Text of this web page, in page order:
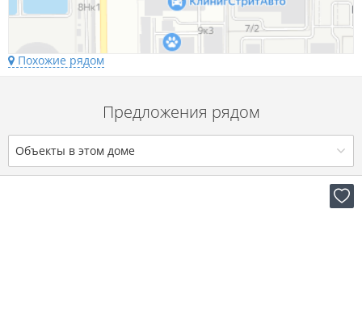
Похожие рядом
Предложения рядом
Объекты в этом доме